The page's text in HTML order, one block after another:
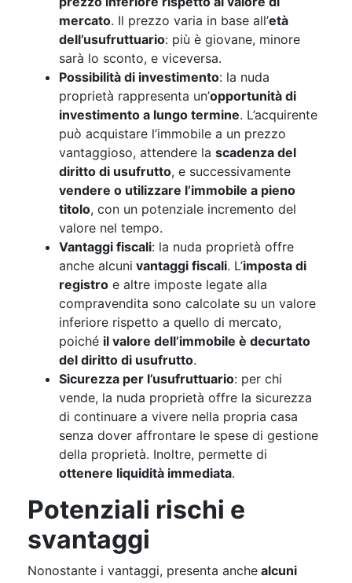
mercato. Il prezzo varia in base all’età
dell’usufruttuario: più è giovane, minore
sarà lo sconto, e viceversa.
Possibilità di investimento: la nuda
proprietà rappresenta un’opportunità di
investimento a lungo termine. L’acquirente
può acquistare l’immobile a un prezzo
vantaggioso, attendere la scadenza del
diritto di usufrutto, e successivamente
vendere o utilizzare l’immobile a pieno
titolo, con un potenziale incremento del
valore nel tempo.
Vantaggi fiscali: la nuda proprietà offre
anche alcuni vantaggi fiscali. L’imposta di
registro e altre imposte legate alla
compravendita sono calcolate su un valore
inferiore rispetto a quello di mercato,
poiché il valore dell’immobile è decurtato
del diritto di usufrutto.
Sicurezza per l’usufruttuario: per chi
vende, la nuda proprietà offre la sicurezza
di continuare a vivere nella propria casa
senza dover affrontare le spese di gestione
della proprietà. Inoltre, permette di
ottenere liquidità immediata.
Potenziali rischi e
svantaggi
Nonostante i vantaggi, presenta anche alcuni